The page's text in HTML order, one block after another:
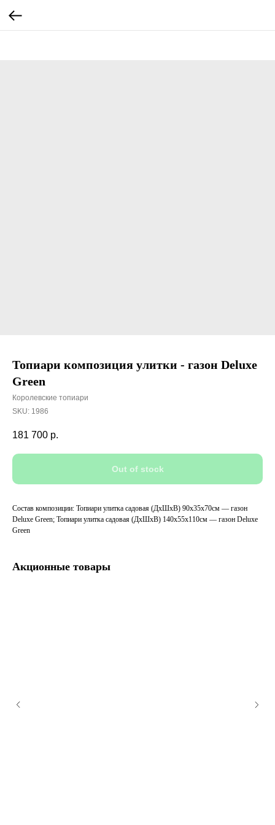
Топиари композиция улитки - газон Deluxe
Green
Королевские топиари
SKU: 1986
181 700 р.
Out of stock
Состав композиции: Топиари улитка садовая (ДхШхВ) 90х35х70см — газон
Deluxe Green; Топиари улитка садовая (ДхШхВ) 140х55х110см — газон Deluxe
Green
Акционные товары